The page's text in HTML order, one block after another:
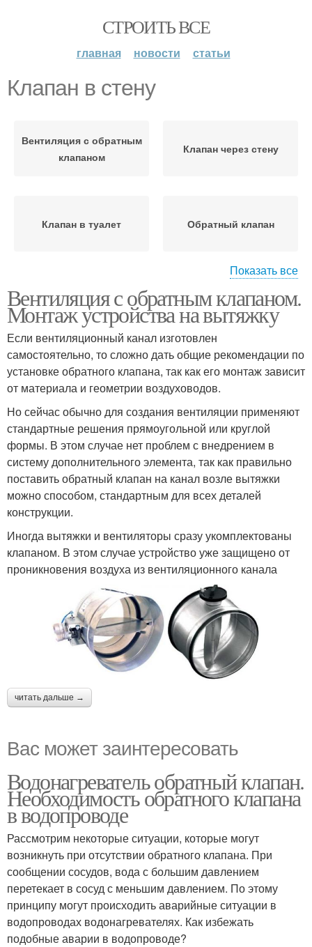
СТРОИТЬ ВСЕ
главная новости статьи
Клапан в стену
Вентиляция с обратным
клапаном
Клапан через стену
Клапан в туалет Обратный клапан
Приточный клапан Клапан в стене
Стеновый клапан
Клапан в вертикальную
трубу
Показать все
Вентиляция с обратным клапаном.
Монтаж устройства на вытяжку
Если вентиляционный канал изготовлен
самостоятельно, то сложно дать общие рекомендации по
установке обратного клапана, так как его монтаж зависит
от материала и геометрии воздуховодов.
Но сейчас обычно для создания вентиляции применяют
стандартные решения прямоугольной или круглой
формы. В этом случае нет проблем с внедрением в
систему дополнительного элемента, так как правильно
поставить обратный клапан на канал возле вытяжки
можно способом, стандартным для всех деталей
конструкции.
Иногда вытяжки и вентиляторы сразу укомплектованы
клапаном. В этом случае устройство уже защищено от
проникновения воздуха из вентиляционного канала
читать дальше →
Вас может заинтересовать
Водонагреватель обратный клапан.
Необходимость обратного клапана
в водопроводе
Рассмотрим некоторые ситуации, которые могут
возникнуть при отсутствии обратного клапана. При
сообщении сосудов, вода с большим давлением
перетекает в сосуд с меньшим давлением. По этому
принципу могут происходить аварийные ситуации в
водопроводах водонагревателях. Как избежать
подобные аварии в водопроводе?